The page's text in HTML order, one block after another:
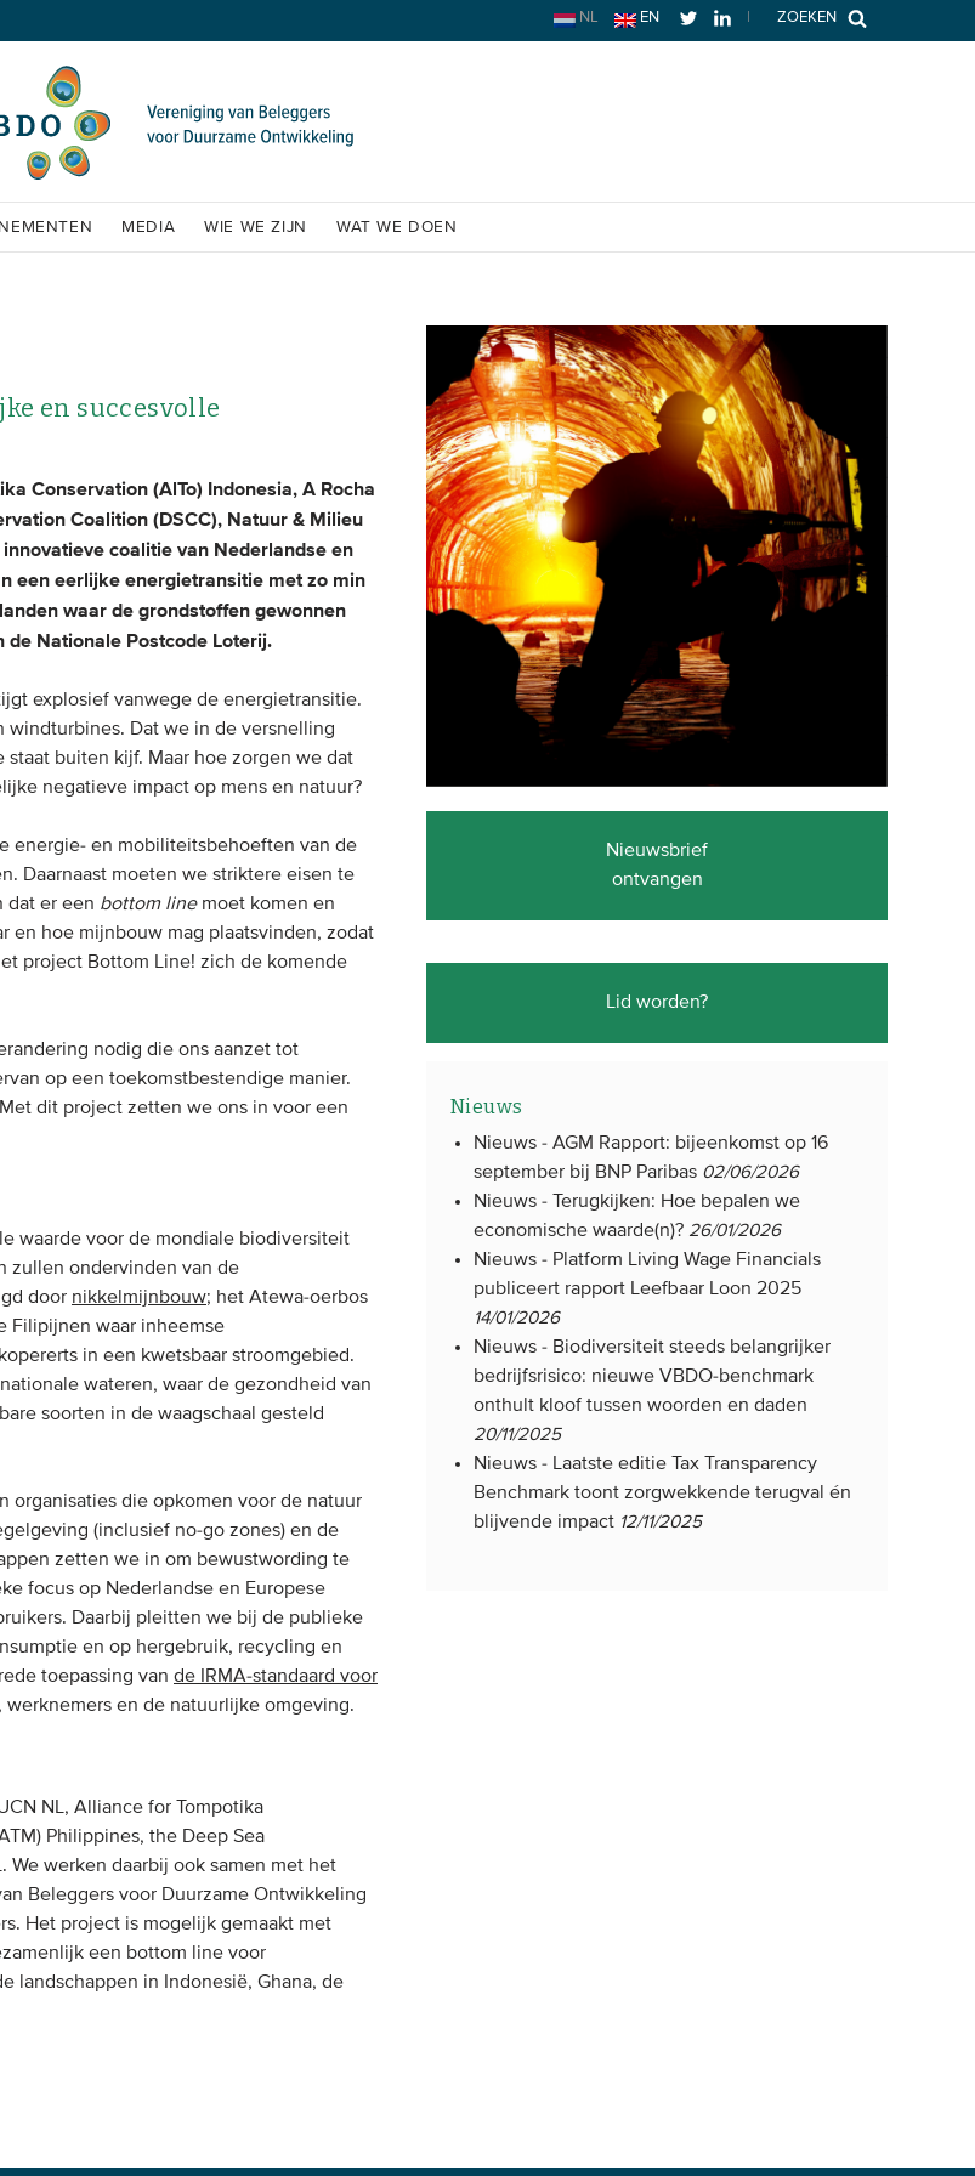
ZOEKEN
NL EN
MEDIA WIE WE ZIJN WAT WE DOEN
en succesvolle
Conservation (AlTo) Indonesia, A Rocha
Coalition (DSCC), Natuur & Milieu
coalitie van Nederlandse en
een eerlijke energietransitie met zo min
waar de grondstoffen gewonnen
Nationale Postcode Loterij.
explosief vanwege de energietransitie.
windturbines. Dat we in de versnelling
buiten kijf. Maar hoe zorgen we dat
negatieve impact op mens en natuur?
energie- en mobiliteitsbehoeften van de
Daarnaast moeten we striktere eisen te
dat er een bottom linemoet komen en
en hoe mijnbouw mag plaatsvinden, zodat
project Bottom Line! zich de komende
nodig die ons aanzet tot
op een toekomstbestendige manier.
dit project zetten we ons in voor een
waarde voor de mondiale biodiversiteit
zullen ondervinden van de
door nikkelmijnbouw; het Atewa-oerbos
Filipijnen waar inheemse
in een kwetsbaar stroomgebied.
wateren, waar de gezondheid van
soorten in de waagschaal gesteld
organisaties die opkomen voor de natuur
(inclusief no-go zones) en de
zetten we in om bewustwording te
focus op Nederlandse en Europese
Daarbij pleitten we bij de publieke
en op hergebruik, recycling en
toepassing van de IRMA-standaard voor
en de natuurlijke omgeving.
NL, Alliance for Tompotika
Philippines, the Deep Sea
We werken daarbij ook samen met het
Beleggers voor Duurzame Ontwikkeling
Het project is mogelijk gemaakt met
een bottom line voor
landschappen in Indonesië, Ghana, de
Nieuwsbrief
ontvangen
Lid worden?
Nieuws
Nieuws -AGM Rapport: bijeenkomst op 16
september bij BNP Paribas 02/06/2026
Nieuws -
Terugkijken: Hoe bepalen we
economische waarde(n)? 26/01/2026
Nieuws - Platform Living Wage Financials
publiceert rapport Leefbaar Loon 2025
14/01/2026
Nieuws - Biodiversiteit steeds belangrijker
bedrijfsrisico: nieuwe VBDO-benchmark
onthult kloof tussen woorden en daden
20/11/2025
Nieuws - Laatste editie Tax Transparency
Benchmark toont zorgwekkende terugval én
blijvende impact 12/11/2025